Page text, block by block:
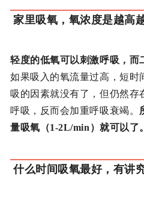
家里吸氧，氧浓度是越高
轻度的低氧可以刺激呼吸，而
如果吸入的氧流量过高，短时
吸的因素就没有了，但仍然存
呼吸，反而会加重呼吸衰竭。
量吸氧（1-2L/min）就可以了。
什么时间吸氧最好，有讲